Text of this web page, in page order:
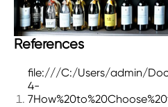
References
file:///C:/Users/admin/
4-